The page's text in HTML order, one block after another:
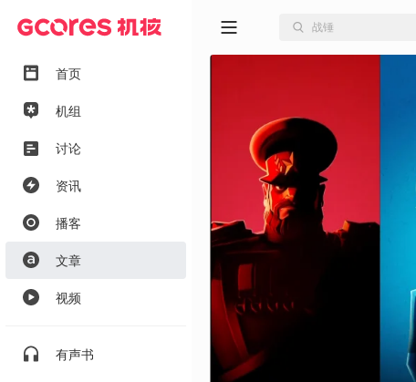
首页
机组
讨论
资讯
播客
文章
视频
有声书